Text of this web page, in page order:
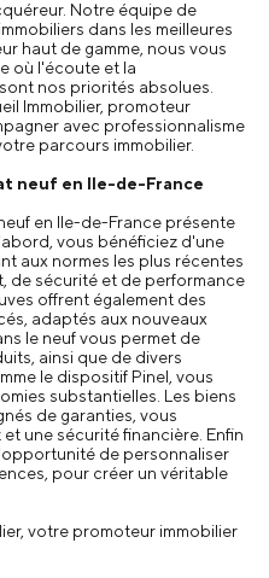
Notre équipe de
dans les meilleures
haut de gamme, nous vous
où l'écoute et la
nos priorités absolues.
Immobilier, promoteur
avec professionnalisme
parcours immobilier.
neuf en Ile-de-France
en Ile-de-France présente
vous bénéficiez d'une
aux normes les plus récentes
de sécurité et de performance
offrent également des
adaptés aux nouveaux
le neuf vous permet de
ainsi que de divers
le dispositif Pinel, vous
substantielles. Les biens
de garanties, vous
une sécurité financière. Enfin
de personnaliser
pour créer un véritable
votre promoteur immobilier